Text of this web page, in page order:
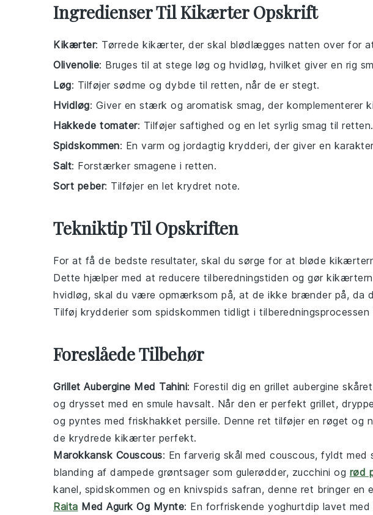
Ingredienser Til Kikærter Opskrift
Kikærter: Tørrede kikærter, der skal blødlægges natten over for
Olivenolie: Bruges til at stege løg og hvidløg, hvilket giver en rig
Løg: Tilføjer sødme og dybde til retten, når de er stegt.
Hvidløg: Giver en stærk og aromatisk smag, der komplementerer
Hakkede tomater: Tilføjer saftighed og en let syrlig smag til retten.
Spidskommen: En varm og jordagtig krydderi, der giver en
Salt: Forstærker smagene i retten.
Sort peber: Tilføjer en let krydret note.
Tekniktip Til Opskriften
For at få de bedste resultater, skal du sørge for at bløde
Dette hjælper med at reducere tilberedningstiden og gør
hvidløg, skal du være opmærksom på, at de ikke brænder på, da
Tilføj krydderier som spidskommen tidligt i
Foreslåede Tilbehør
Grillet Aubergine Med Tahini: Forestil dig en grillet aubergine
og drysset med en smule havsalt. Når den er perfekt grillet,
og pyntes med friskhakket persille. Denne ret tilføjer en røget og
de krydrede kikærter perfekt.
Marokkansk Couscous: En farverig skål med couscous, fyldt med
blanding af dampede grøntsager som gulerødder, zucchini og rød
kanel, spidskommen og en knivspids safran, denne ret bringer en
Raita Med Agurk Og Mynte: En forfriskende yoghurtdip lavet med